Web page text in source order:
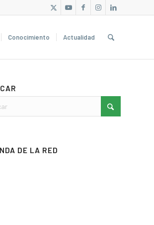
Conocimiento Actualidad
DE LA RED